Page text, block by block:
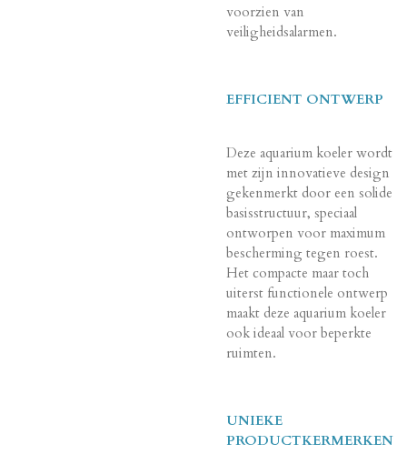
voorzien van
veiligheidsalarmen.
EFFICIENT ONTWERP
Deze aquarium koeler wordt
met zijn innovatieve design
gekenmerkt door een solide
basisstructuur, speciaal
ontworpen voor maximum
bescherming tegen roest.
Het compacte maar toch
uiterst functionele ontwerp
maakt deze aquarium koeler
ook ideaal voor beperkte
ruimten.
UNIEKE
PRODUCTKERMERKEN